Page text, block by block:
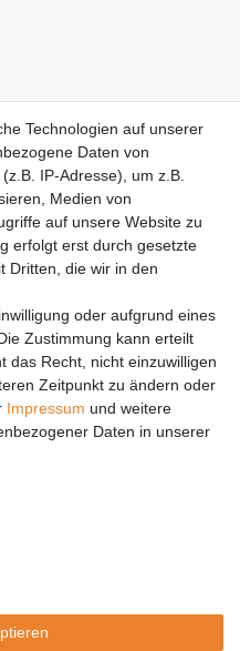
Technologien auf unserer
Daten von
IP-Adresse), um z.B.
Medien von
auf unsere Website zu
erfolgt erst durch gesetzte
Dritten, die wir in den
oder aufgrund eines
Zustimmung kann erteilt
das Recht, nicht einzuwilligen
Zeitpunkt zu ändern oder
Impressum und weitere
Daten in unserer